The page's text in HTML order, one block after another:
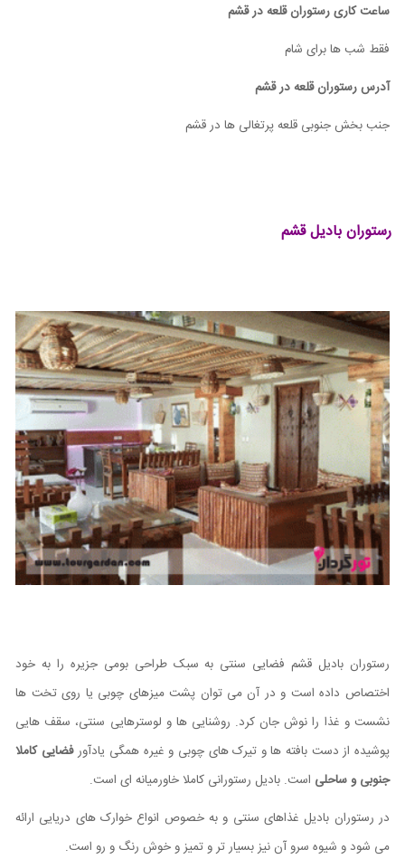
ساعت کاری رستوران قلعه در قشم
فقط شب ها برای شام
آدرس رستوران قلعه در قشم
جنب بخش جنوبی قلعه پرتغالی ها در قشم
رستوران بادیل قشم
رستوران بادیل قشم فضایی سنتی به سبک طراحی بومی جزیره را به خود
اختصاص داده است و در آن می توان پشت میزهای چوبی یا روی تخت ها
نشست و غذا را نوش جان کرد. روشنایی ها و لوسترهایی سنتی، سقف هایی
پوشیده از دست بافته ها و تیرک های چوبی و غیره همگی یادآورفضایی کاملا
جنوبی و ساحلی است. بادیل رستورانی کاملا خاورمیانه ای است.
در رستوران بادیل غذاهای سنتی و به خصوص انواع خوارک های دریایی ارائه
می شود و شیوه سرو آن نیز بسیار تر و تمیز و خوش رنگ و رو است.